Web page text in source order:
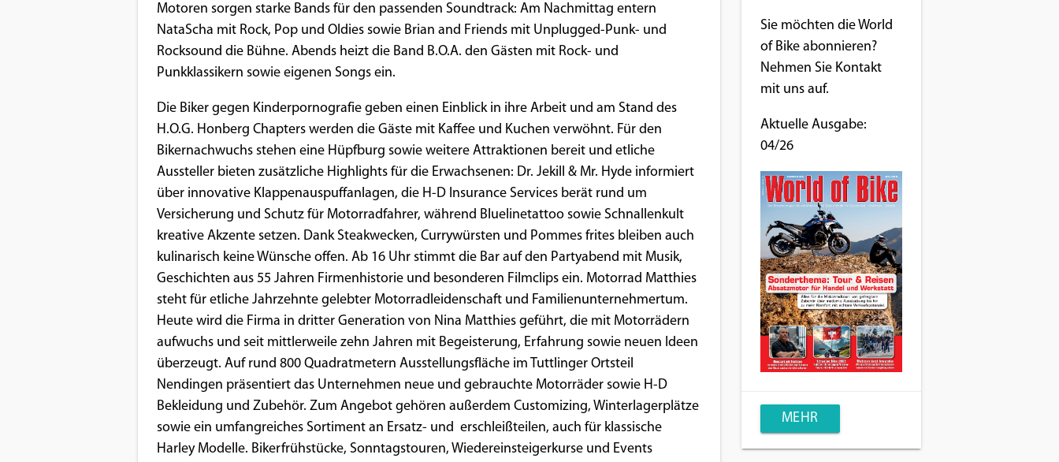
Motoren sorgen starke Bands für den passenden Soundtrack: Am Nachmittag entern
NataScha mit Rock, Pop und Oldies sowie Brian and Friends mit Unplugged-Punk- und
Rocksound die Bühne. Abends heizt die Band B.O.A. den Gästen mit Rock- und
Punkklassikern sowie eigenen Songs ein.
Die Biker gegen Kinderpornografie geben einen Einblick in ihre Arbeit und am Stand des
H.O.G. Honberg Chapters werden die Gäste mit Kaffee und Kuchen verwöhnt. Für den
Bikernachwuchs stehen eine Hüpfburg sowie weitere Attraktionen bereit und etliche
Aussteller bieten zusätzliche Highlights für die Erwachsenen: Dr. Jekill & Mr. Hyde informiert
über innovative Klappenauspuffanlagen, die H-D Insurance Services berät rund um
Versicherung und Schutz für Motorradfahrer, während Bluelinetattoo sowie Schnallenkult
kreative Akzente setzen. Dank Steakwecken, Currywürsten und Pommes frites bleiben auch
kulinarisch keine Wünsche offen. Ab 16 Uhr stimmt die Bar auf den Partyabend mit Musik,
Geschichten aus 55 Jahren Firmenhistorie und besonderen Filmclips ein. Motorrad Matthies
steht für etliche Jahrzehnte gelebter Motorradleidenschaft und Familienunternehmertum.
Heute wird die Firma in dritter Generation von Nina Matthies geführt, die mit Motorrädern
aufwuchs und seit mittlerweile zehn Jahren mit Begeisterung, Erfahrung sowie neuen Ideen
überzeugt. Auf rund 800 Quadratmetern Ausstellungsfläche im Tuttlinger Ortsteil
Nendingen präsentiert das Unternehmen neue und gebrauchte Motorräder sowie H-D
Bekleidung und Zubehör. Zum Angebot gehören außerdem Customizing, Winterlagerplätze
sowie ein umfangreiches Sortiment an Ersatz- und erschleißteilen, auch für klassische
Harley Modelle. Bikerfrühstücke, Sonntagstouren, Wiedereinsteigerkurse und Events
Sie möchten die World
of Bike abonnieren?
Nehmen Sie Kontakt
mit uns auf.
Aktuelle Ausgabe:
04/26
MEHR